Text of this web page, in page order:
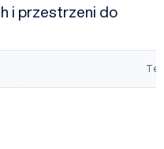
i przestrzeni do